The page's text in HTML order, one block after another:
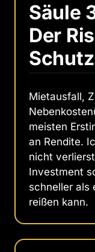
Säule
Der
Mietausfall,
meisten
an Rendite.
nicht
Investment
schneller als
reißen kann.